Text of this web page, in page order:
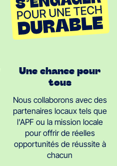
Une chance pour
tous
Nous collaborons avec des
partenaires locaux tels que
l'APF ou la mission locale
pour offrir de réelles
opportunités de réussite à
chacun